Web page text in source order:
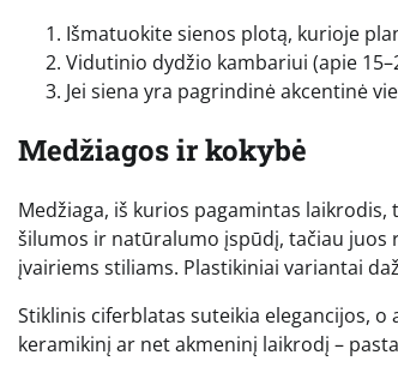
Išmatuokite sienos plotą, kurioje
Vidutinio dydžio kambariui (apie
Jei siena yra pagrindinė akcentinė
Medžiagos ir kokybė
Medžiaga, iš kurios pagamintas
šilumos ir natūralumo įspūdį, tačiau juos
įvairiems stiliams. Plastikiniai variantai
Stiklinis ciferblatas suteikia elegancijos,
keramikinį ar net akmeninį laikrodį –